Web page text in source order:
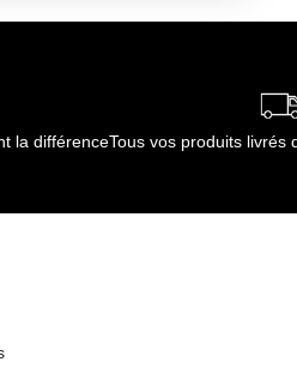
la différenceTous vos produits livrés